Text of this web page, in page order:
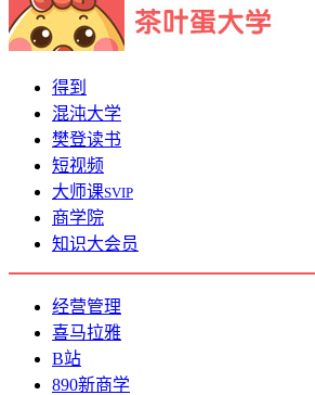
得到
混沌大学
樊登读书
短视频
大师课SVIP
商学院
知识大会员
经营管理
喜马拉雅
B站
890新商学